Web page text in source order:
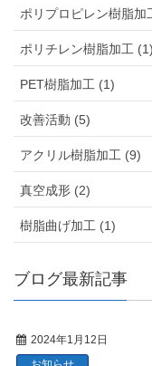
ポリプロピレン樹脂加
ポリチレン樹脂加工 (1)
PET樹脂加工 (1)
改善活動 (5)
アクリル樹脂加工 (9)
真空成形 (2)
樹脂曲げ加工 (1)
ブログ最新記事
2024年1月12日